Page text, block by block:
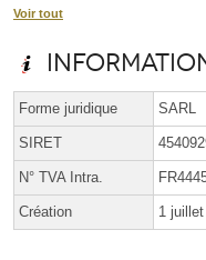
Voir tout
Forme juridique SARL
SIRET
N° TVA Intra.
Création 1